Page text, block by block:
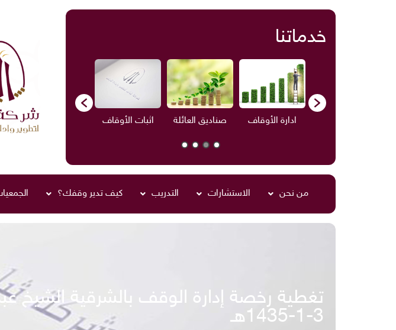
خدماتنا
ادارة الأوقاف صناديق العائلة اثبات الأوقاف الاستشارات
من نحن الاستشارات التدريب كيف تدير وقفك؟
تغطية رخصة إدارة الوقف بالشرقية الشيخ
3-1-1435هـ